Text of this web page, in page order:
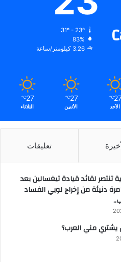
31º - 23º
83%
3.26 كيلومتر/ساعة
℃
الأحد
27
℃
الأثنين
27
℃
الثلاثاء
تعليقات
تنتصر لقائد قيادة تيغسالين بعد
دنيئة من إخراج لوبي الفساد
مني العرب؟